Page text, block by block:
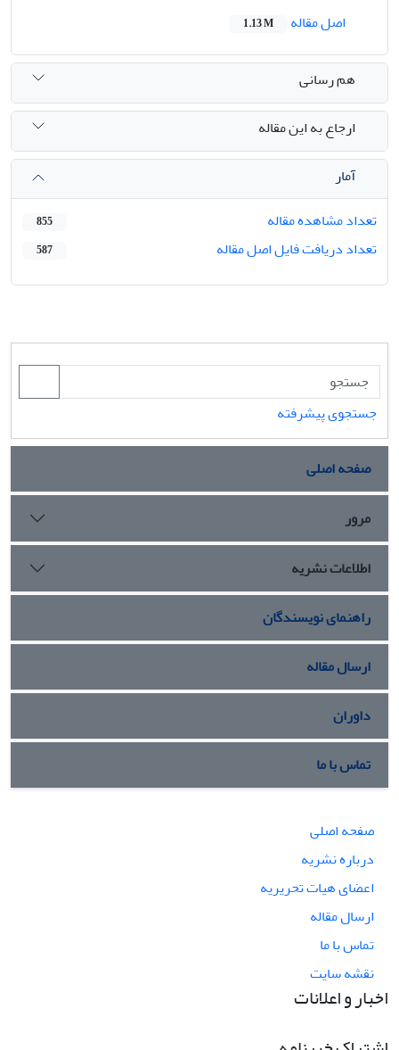
اصل مقاله
1.13 M
هم رسانی
ارجاع به این مقاله
آمار
تعداد مشاهده مقاله
855
تعداد دریافت فایل اصل مقاله 587
جستجوی پیشرفته
صفحه اصلی
مرور
اطلاعات نشریه
راهنمای نویسندگان
ارسال مقاله
داوران
تماس با ما
صفحه اصلی
درباره نشریه
اعضای هیات تحریریه
ارسال مقاله
تماس با ما
نقشه سایت
اخبار و اعلانات